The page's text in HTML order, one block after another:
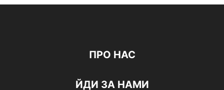
ПРО НАС
ЙДИ ЗА НАМИ